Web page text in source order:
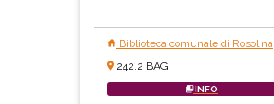
Biblioteca comunale di Rosolina
242.2 BAG
INFO